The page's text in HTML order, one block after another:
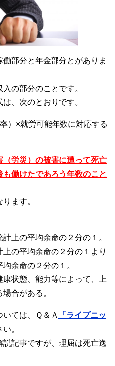
部分と年金部分とがありま
の部分のことです。
、次のとおりです。
）×就労可能年数に対応する
労災）の被害に遭って死亡
働けたであろう年数のこと
ます。
上の平均余命の２分の１。
の平均余命の２分の１より
余命の２分の１。
状態、能力等によって、上
合がある。
ては、Ｑ＆Ａ
「ライプニッ
。
記事ですが、理屈は死亡逸